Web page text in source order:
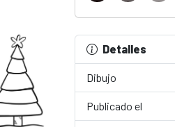
Detalles
Dibujo
Publicado el